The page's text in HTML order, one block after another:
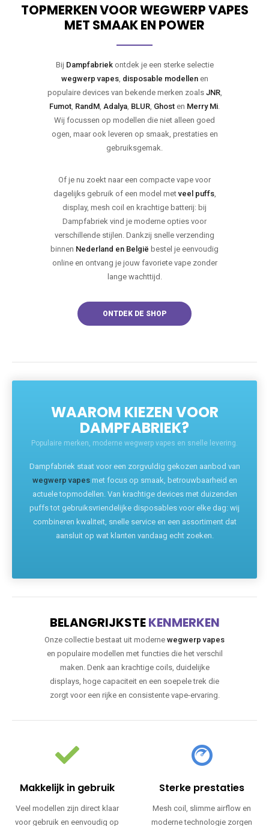
TOPMERKEN VOOR WEGWERP VAPES
MET SMAAK EN POWER
Bij Dampfabriekontdek je een sterke selectie
wegwerp vapes, disposable modellenen
populaire devices van bekende merken zoals JNR,
Fumot RandM Adalya BLUR Ghost en Merry Mi
Wij focussen op modellen die niet alleen goed
ogen, maar ook leveren op smaak, prestaties en
gebruiksgemak.
Of je nu zoekt naar een compacte vape voor
dagelijks gebruik of een model metveel puffs,
display, mesh coil en krachtige batterij: bij
Dampfabriek vind je moderne opties voor
verschillende stijlen. Dankzij snelle verzending
binnen Nederland en België bestel je eenvoudig
online en ontvang je jouw favoriete vape zonder
lange wachttijd.
ONTDEK DE SHOP
WAAROM KIEZEN VOOR
DAMPFABRIEK?
Populaire merken, moderne wegwerp vapes en snelle levering.
Dampfabriek staat voor een zorgvuldig gekozen aanbod van
wegwerp vapesmet focus op smaak, betrouwbaarheid en
actuele topmodellen. Van krachtige devices met duizenden
puffs tot gebruiksvriendelijke disposables voor elke dag: wij
combineren kwaliteit, snelle service en een assortiment dat
aansluit op wat klanten vandaag echt zoeken.
BELANGRIJKSTEKENMERKEN
Onze collectie bestaat uit moderne wegwerp vapes
en populaire modellen met functies die het verschil
maken. Denk aan krachtige coils, duidelijke
displays, hoge capaciteit en een soepele trek die
zorgt voor een rijke en consistente vape-ervaring.
Makkelijk in gebruik
Veel modellen zijn direct klaar
voor gebruik en eenvoudig op
Sterke prestaties
Mesh coil, slimme airflow en
moderne technologie zorgen